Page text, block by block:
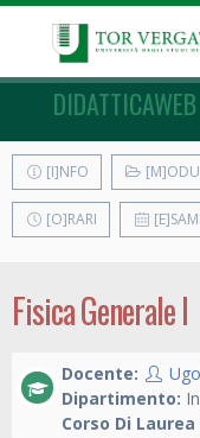
DIDATTICAWEB
[I]NFO
[O]RARI [E]SAMI
Fisica Generale I
Docente:
Dipartimento:
Corso Di